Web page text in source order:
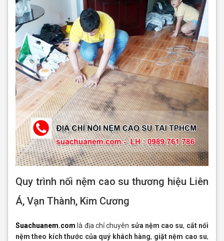
Quy trình nối nệm cao su thương hiệu Liên
Á, Vạn Thành, Kim Cương
Suachuanem.com là địa chỉ chuyên sửa nệm cao su, cắt nối
nệm theo kích thước của quý khách hàng, giặt nệm cao su,